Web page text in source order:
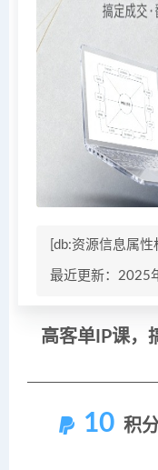
[db:资源信息属性
最近更新：2025
10 积